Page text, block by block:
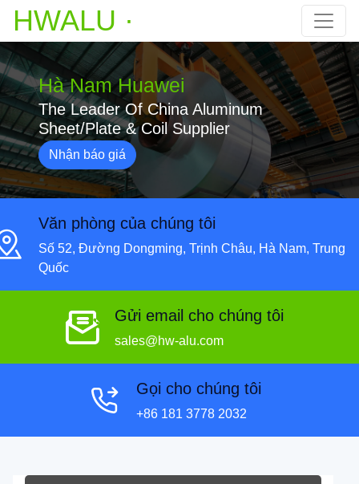
HWALU ·
Hà Nam Huawei
The Leader Of China Aluminum
Sheet/Plate & Coil Supplier
Nhận báo giá
Văn phòng của chúng tôi
Số 52, Đường Dongming, Trịnh Châu, Hà Nam, Trung
Quốc
Gửi email cho chúng tôi
sales@hw-alu.com
Gọi cho chúng tôi
+86 181 3778 2032